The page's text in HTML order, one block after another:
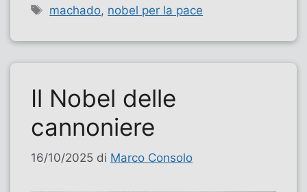
Tag
machado, nobel per la pace
Il Nobel delle
cannoniere
16/10/2025 di Marco Consolo